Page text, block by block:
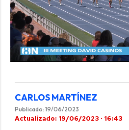
CARLOS MARTÍNEZ
Publicado: 19/06/2023
Actualizado: 19/06/2023 · 16:43